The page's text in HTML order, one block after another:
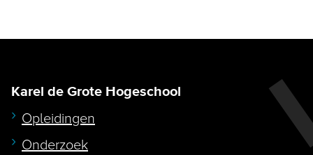
Karel de Grote Hogeschool
Opleidingen
Onderzoek